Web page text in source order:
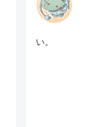
い。